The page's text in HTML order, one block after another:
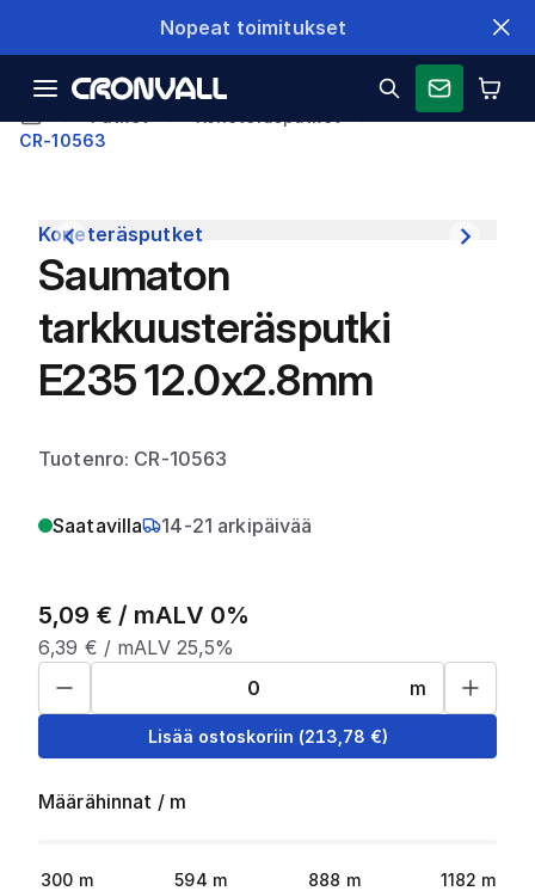
Nopeat toimitukset
CR-10563
Koneteräsputket
Saumaton
tarkkuusteräsputki
E235 12.0x2.8mm
Tuotenro: CR-10563
Saatavilla 14-21 arkipäivää
5,09 € / mALV 0%
6,39 € / mALV 25,5%
m
Lisää ostoskoriin (213,78 €)
Määrähinnat / m
300 m 594 m 888 m 1182 m